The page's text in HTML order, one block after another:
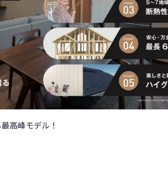
高峰モデル！